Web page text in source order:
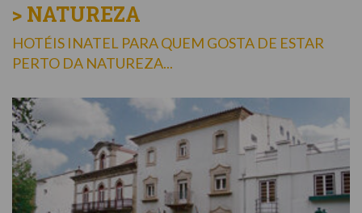
> NATUREZA
HOTÉIS INATEL PARA QUEM GOSTA DE ESTAR
PERTO DA NATUREZA...